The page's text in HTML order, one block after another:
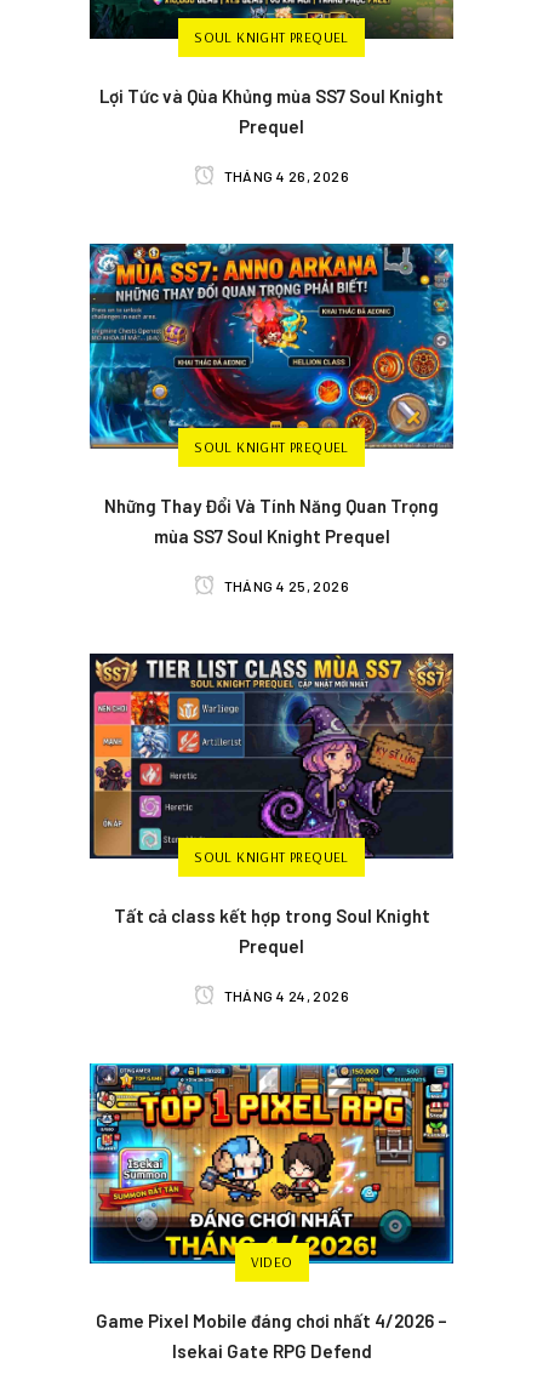
SOUL KNIGHT PREQUEL
Lợi Tức và Qùa Khủng mùa SS7 Soul Knight
Prequel
THÁNG 4 26, 2026
SOUL KNIGHT PREQUEL
Những Thay Đổi Và Tính Năng Quan Trọng
mùa SS7 Soul Knight Prequel
THÁNG 4 25, 2026
SOUL KNIGHT PREQUEL
Tất cả class kết hợp trong Soul Knight
Prequel
THÁNG 4 24, 2026
VIDEO
Game Pixel Mobile đáng chơi nhất 4/2026 –
Isekai Gate RPG Defend